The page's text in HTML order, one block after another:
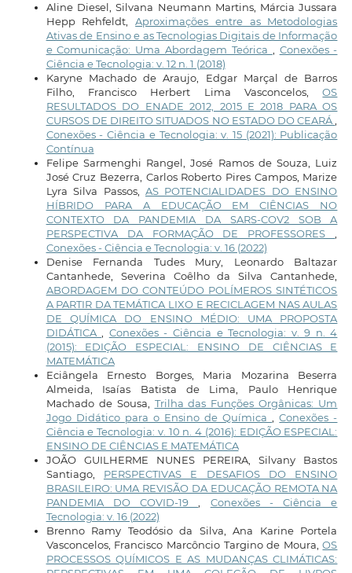
Aline Diesel, Silvana Neumann Martins, Márcia Jussara
Hepp Rehfeldt,Aproximações entre as Metodologias
Ativas de Ensino e as Tecnologias Digitais de Informação
e Comunicação: Uma Abordagem Teórica
Conexões -
Ciência e Tecnologia: v. 12 n. 1 (2018)
Karyne Machado de Araujo, Edgar Marçal de Barros
Filho, Francisco Herbert Lima Vasconcelos,OS
RESULTADOS DO ENADE 2012, 2015 E 2018 PARA OS
CURSOS DE DIREITO SITUADOS NO ESTADO DO CEARÁ
Conexões - Ciência e Tecnologia: v. 15 (2021): Publicação
Contínua
Felipe Sarmenghi Rangel, José Ramos de Souza, Luiz
José Cruz Bezerra, Carlos Roberto Pires Campos, Marize
Lyra Silva Passos, AS POTENCIALIDADES DO ENSINO
HÍBRIDO PARA A EDUCAÇÃO EM CIÊNCIAS NO
CONTEXTO DA PANDEMIA DA SARS-COV2 SOB A
PERSPECTIVA DA FORMAÇÃO DE PROFESSORES
Conexões - Ciência e Tecnologia: v. 16 (2022)
Denise Fernanda Tudes Mury, Leonardo Baltazar
Cantanhede, Severina Coêlho da Silva Cantanhede,
ABORDAGEM DO CONTEÚDO POLÍMEROS SINTÉTICOS
A PARTIR DA TEMÁTICA LIXO E RECICLAGEM NAS AULAS
DE QUÍMICA DO ENSINO MÉDIO: UMA PROPOSTA
DIDÁTICA
Conexões - Ciência e Tecnologia: v. 9 n. 4
(2015): EDIÇÃO ESPECIAL: ENSINO DE CIÊNCIAS E
MATEMÁTICA
Eciângela Ernesto Borges, Maria Mozarina Beserra
Almeida, Isaías Batista de Lima, Paulo Henrique
Machado de Sousa, Trilha das Funções Orgânicas: Um
Jogo Didático para o Ensino de Química
,Conexões -
Ciência e Tecnologia: v. 10 n. 4 (2016): EDIÇÃO ESPECIAL:
ENSINO DE CIÊNCIAS E MATEMÁTICA
JOÃO GUILHERME NUNES PEREIRA, Silvany Bastos
Santiago, PERSPECTIVAS E DESAFIOS DO ENSINO
BRASILEIRO: UMA REVISÃO DA EDUCAÇÃO REMOTA NA
PANDEMIA DO COVID-19
Conexões - Ciência e
Tecnologia: v. 16 (2022)
Brenno Ramy Teodósio da Silva, Ana Karine Portela
Vasconcelos, Francisco Marcôncio Targino de Moura,OS
PROCESSOS QUÍMICOS E AS MUDANÇAS CLIMÁTICAS: